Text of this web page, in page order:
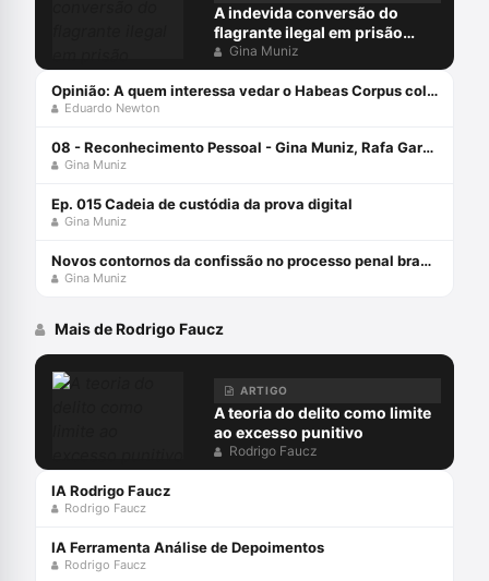
A indevida conversão do
flagrante ilegal em prisão
preventiva
Gina Muniz
Opinião: A quem interessa vedar o Habeas Corpus coletivo?
Eduardo Newton
08 - Reconhecimento Pessoal - Gina Muniz, Rafa Garcez e Fernando Soubhia - Defesa Solidária
Gina Muniz
Ep. 015 Cadeia de custódia da prova digital
Gina Muniz
Novos contornos da confissão no processo penal brasileiro com Gina Muniz
Gina Muniz
Mais de Rodrigo Faucz
ARTIGO
A teoria do delito como limite
ao excesso punitivo
Rodrigo Faucz
IA Rodrigo Faucz
Rodrigo Faucz
IA Ferramenta Análise de Depoimentos
Rodrigo Faucz